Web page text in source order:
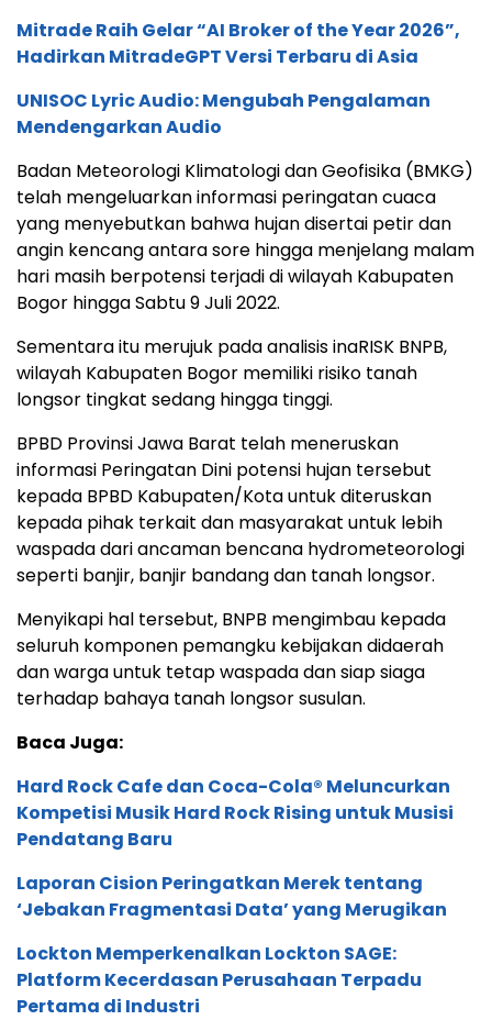
Mitrade Raih Gelar “AI Broker of the Year 2026”,
Hadirkan MitradeGPT Versi Terbaru di Asia
UNISOC Lyric Audio: Mengubah Pengalaman
Mendengarkan Audio
Badan Meteorologi Klimatologi dan Geofisika (BMKG)
telah mengeluarkan informasi peringatan cuaca
yang menyebutkan bahwa hujan disertai petir dan
angin kencang antara sore hingga menjelang malam
hari masih berpotensi terjadi di wilayah Kabupaten
Bogor hingga Sabtu 9 Juli 2022.
Sementara itu merujuk pada analisis inaRISK BNPB,
wilayah Kabupaten Bogor memiliki risiko tanah
longsor tingkat sedang hingga tinggi.
BPBD Provinsi Jawa Barat telah meneruskan
informasi Peringatan Dini potensi hujan tersebut
kepada BPBD Kabupaten/Kota untuk diteruskan
kepada pihak terkait dan masyarakat untuk lebih
waspada dari ancaman bencana hydrometeorologi
seperti banjir, banjir bandang dan tanah longsor.
Menyikapi hal tersebut, BNPB mengimbau kepada
seluruh komponen pemangku kebijakan didaerah
dan warga untuk tetap waspada dan siap siaga
terhadap bahaya tanah longsor susulan.
Baca Juga:
Hard Rock Cafe dan Coca-Cola® Meluncurkan
Kompetisi Musik Hard Rock Rising untuk Musisi
Pendatang Baru
Laporan Cision Peringatkan Merek tentang
‘Jebakan Fragmentasi Data’ yang Merugikan
Lockton Memperkenalkan Lockton SAGE:
Platform Kecerdasan Perusahaan Terpadu
Pertama di Industri